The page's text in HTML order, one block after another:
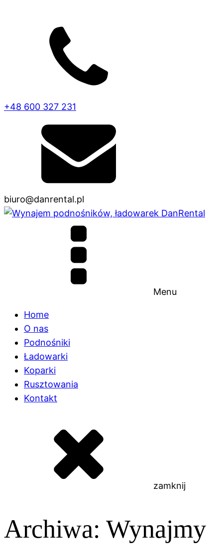
+48 600 327 231
biuro@danrental.pl
Menu
Home
O nas
Podnośniki
Ładowarki
Koparki
Rusztowania
Kontakt
zamknij
Archiwa: Wynajmy